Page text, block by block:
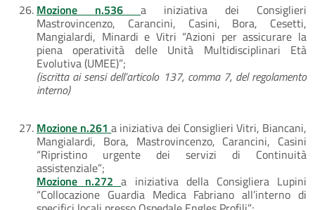
Mozione n.536 a iniziativa dei Consiglieri
Mastrovincenzo, Carancini, Casini, Bora, Cesetti,
Mangialardi, Minardi e Vitri “Azioni per assicurare la
piena operatività delle Unità Multidisciplinari Età
Evolutiva (UMEE)”;
(iscritta ai sensi dell’articolo 137, comma 7, del regolamento
interno)
Mozione n.261a iniziativa dei Consiglieri Vitri, Biancani,
Mangialardi, Bora, Mastrovincenzo, Carancini, Casini
“Ripristino urgente dei servizi di Continuità
assistenziale”;
Mozione n.272a iniziativa della Consigliera Lupini
“Collocazione Guardia Medica Fabriano all’interno di